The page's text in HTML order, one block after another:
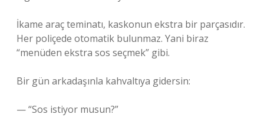
İkame araç teminatı, kaskonun ekstra bir parçasıdır.
Her poliçede otomatik bulunmaz. Yani biraz
“menüden ekstra sos seçmek” gibi.
Bir gün arkadaşınla kahvaltıya gidersin:
— “Sos istiyor musun?”